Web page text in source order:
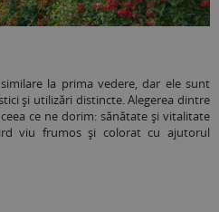
la prima vedere, dar ele sunt
și utilizări distincte. Alegerea dintre
ce ne dorim: sănătate și vitalitate
viu frumos și colorat cu ajutorul